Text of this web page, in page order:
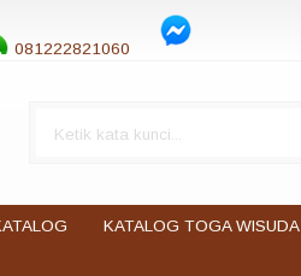
081222821060
KATALOG TOGA WISUDA